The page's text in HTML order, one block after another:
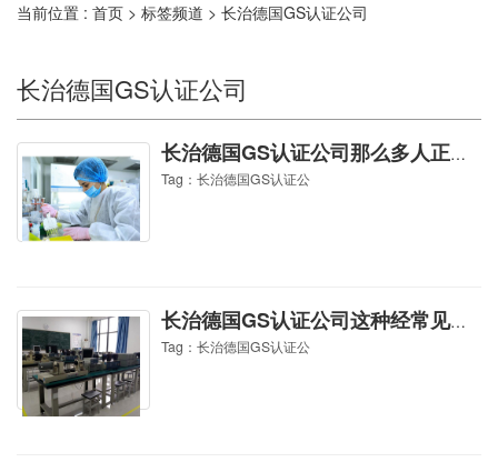
当前位置 : 首页 > 标签频道 > 长治德国GS认证公司
长治德国GS认证公司
长治德国GS认证公司那么多人正在商讨，您果真不来观看一会!
Tag：长治德国GS认证公
长治德国GS认证公司这种经常见的坑您遇到了嘛?
Tag：长治德国GS认证公